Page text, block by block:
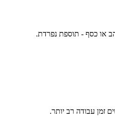
זמן עבודה רב יותר.